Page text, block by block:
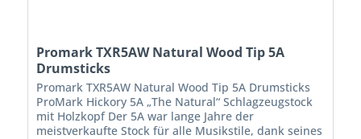
Promark TXR5AW Natural Wood Tip 5A
Drumsticks
Promark TXR5AW Natural Wood Tip 5A Drumsticks
ProMark Hickory 5A „The Natural“ Schlagzeugstock
mit Holzkopf Der 5A war lange Jahre der
meistverkaufte Stock für alle Musikstile, dank seines